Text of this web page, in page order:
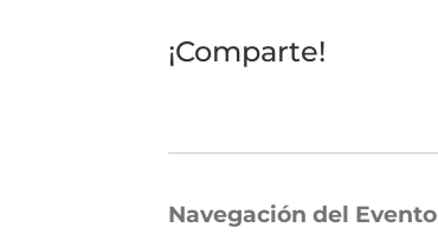
¡Comparte!
Navegación del Evento